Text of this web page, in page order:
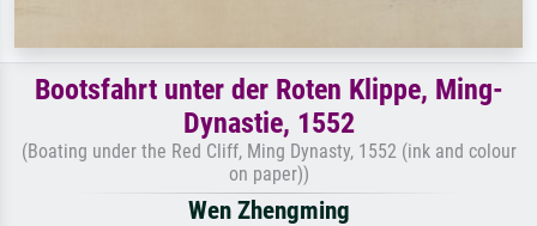
Bootsfahrt unter der Roten Klippe, Ming-
Dynastie, 1552
(Boating under the Red Cliff, Ming Dynasty, 1552 (ink and colour
on paper))
Wen Zhengming